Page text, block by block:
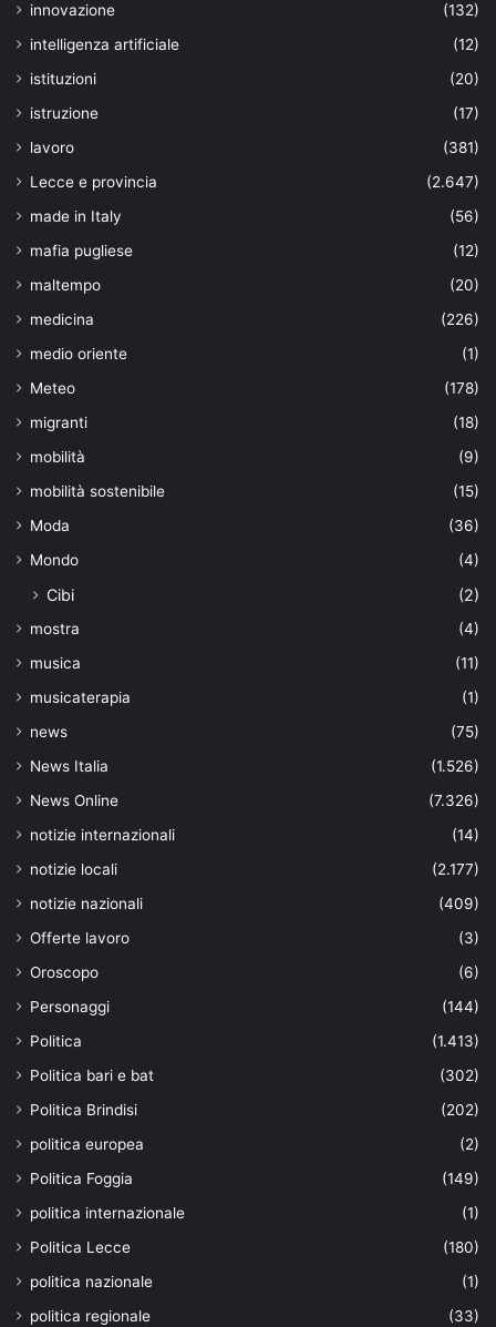
innovazione
(132)
intelligenza artificiale
(12)
istituzioni
(20)
istruzione
(17)
lavoro
(381)
Lecce e provincia
(2.647)
made in Italy
(56)
mafia pugliese
(12)
maltempo
(20)
medicina
(226)
medio oriente
(1)
Meteo
(178)
migranti
(18)
mobilità
(9)
mobilità sostenibile
(15)
Moda
(36)
Mondo
(4)
Cibi (2)
mostra
(4)
musica
(11)
musicaterapia
(1)
news
(75)
News Italia
(1.526)
News Online
(7.326)
notizie internazionali
(14)
notizie locali
(2.177)
notizie nazionali
(409)
Offerte lavoro
(3)
Oroscopo
(6)
Personaggi
(144)
Politica
(1.413)
Politica bari e bat
(302)
Politica Brindisi
(202)
politica europea
(2)
Politica Foggia
(149)
politica internazionale
(1)
Politica Lecce
(180)
politica nazionale
(1)
politica regionale
(33)